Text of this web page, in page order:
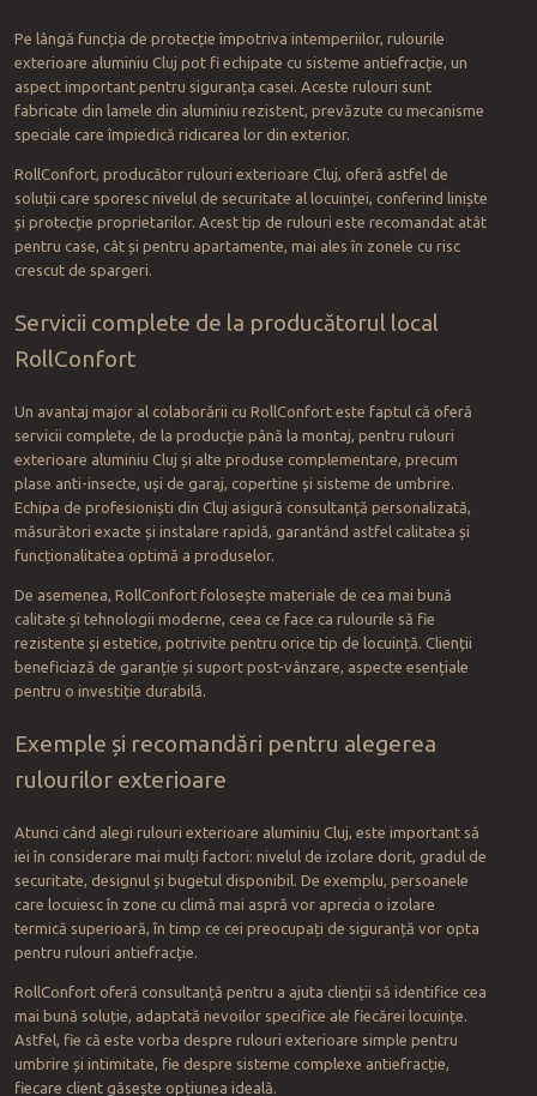
Pe lângă funcția de protecție împotriva intemperiilor, rulourile
exterioare aluminiu Cluj pot fi echipate cu sisteme antiefracție, un
aspect important pentru siguranța casei. Aceste rulouri sunt
fabricate din lamele din aluminiu rezistent, prevăzute cu mecanisme
speciale care împiedică ridicarea lor din exterior.
RollConfort, producător rulouri exterioare Cluj, oferă astfel de
soluții care sporesc nivelul de securitate al locuinței, conferind liniște
și protecție proprietarilor. Acest tip de rulouri este recomandat atât
pentru case, cât și pentru apartamente, mai ales în zonele cu risc
crescut de spargeri.
Servicii complete de la producătorul local
RollConfort
Un avantaj major al colaborării cu RollConfort este faptul că oferă
servicii complete, de la producție până la montaj, pentru rulouri
exterioare aluminiu Cluj și alte produse complementare, precum
plase anti-insecte, uși de garaj, copertine și sisteme de umbrire.
Echipa de profesioniști din Cluj asigură consultanță personalizată,
măsurători exacte și instalare rapidă, garantând astfel calitatea și
funcționalitatea optimă a produselor.
De asemenea, RollConfort folosește materiale de cea mai bună
calitate și tehnologii moderne, ceea ce face ca rulourile să fie
rezistente și estetice, potrivite pentru orice tip de locuință. Clienții
beneficiază de garanție și suport post-vânzare, aspecte esențiale
pentru o investiție durabilă.
Exemple și recomandări pentru alegerea
rulourilor exterioare
Atunci când alegi rulouri exterioare aluminiu Cluj, este important să
iei în considerare mai mulți factori: nivelul de izolare dorit, gradul de
securitate, designul și bugetul disponibil. De exemplu, persoanele
care locuiesc în zone cu climă mai aspră vor aprecia o izolare
termică superioară, în timp ce cei preocupați de siguranță vor opta
pentru rulouri antiefracție.
RollConfort oferă consultanță pentru a ajuta clienții să identifice cea
mai bună soluție, adaptată nevoilor specifice ale fiecărei locuințe.
Astfel, fie că este vorba despre rulouri exterioare simple pentru
umbrire și intimitate, fie despre sisteme complexe antiefracție,
fiecare client găsește opțiunea ideală.